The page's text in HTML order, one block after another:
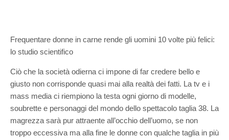
Frequentare donne in carne rende gli uomini 10 volte più felici:
lo studio scientifico
Ciò che la società odierna ci impone di far credere bello e
giusto non corrisponde quasi mai alla realtà dei fatti. La tv e i
mass media ci riempiono la testa ogni giorno di modelle,
soubrette e personaggi del mondo dello spettacolo taglia 38. La
magrezza sarà pur attraente all’occhio dell’uomo, se non
troppo eccessiva ma alla fine le donne con qualche taglia in più